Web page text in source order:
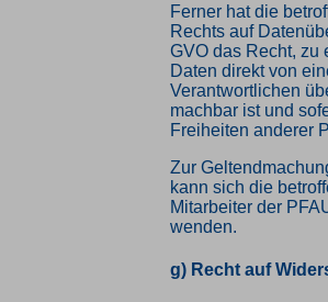
Ferner hat die
Rechts auf
GVO das Recht, zu
Daten direkt von
Verantwortlichen
machbar ist und
Freiheiten anderer
Zur
kann sich die
Mitarbeiter der
wenden.
g) Recht auf